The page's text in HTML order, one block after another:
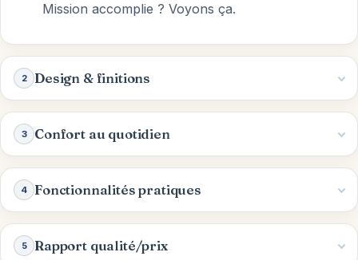
Mission accomplie ? Voyons ça.
2 Design & finitions
3 Confort au quotidien
4 Fonctionnalités pratiques
5 Rapport qualité/prix